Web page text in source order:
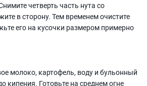
четверть часть нута со
в сторону. Тем временем очистите
его на кусочки размером примерно
молоко, картофель, воду и бульонный
кипения. Готовьте на среднем огне